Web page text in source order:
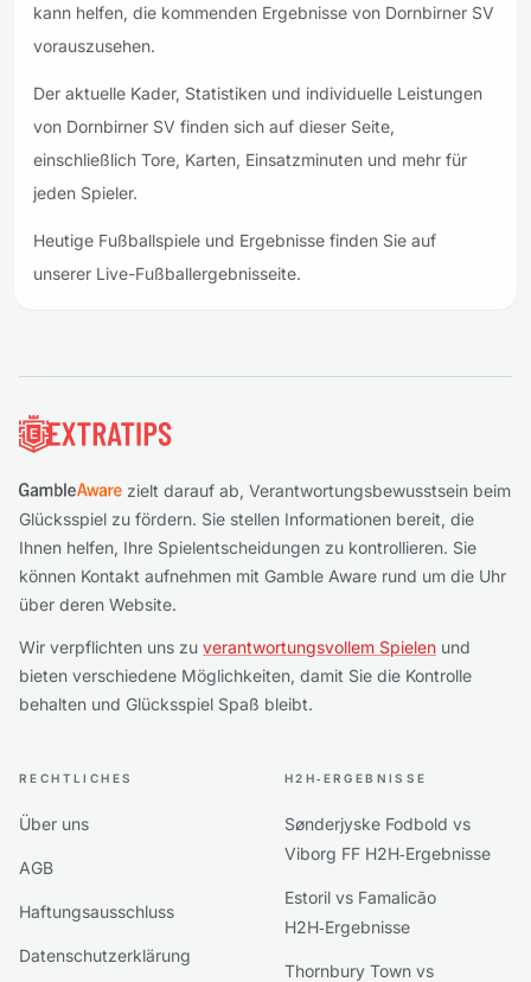
kann helfen, die kommenden Ergebnisse von Dornbirner SV
vorauszusehen.
Der aktuelle Kader, Statistiken und individuelle Leistungen
von Dornbirner SV finden sich auf dieser Seite,
einschließlich Tore, Karten, Einsatzminuten und mehr für
jeden Spieler.
Heutige Fußballspiele und Ergebnisse finden Sie auf
unserer Live-Fußballergebnisseite.
zielt darauf ab, Verantwortungsbewusstsein beim
Glücksspiel zu fördern. Sie stellen Informationen bereit, die
Ihnen helfen, Ihre Spielentscheidungen zu kontrollieren. Sie
können Kontakt aufnehmen mit Gamble Aware rund um die Uhr
über deren Website.
Wir verpflichten uns zu verantwortungsvollem Spielen und
bieten verschiedene Möglichkeiten, damit Sie die Kontrolle
behalten und Glücksspiel Spaß bleibt.
RECHTLICHES
Über uns
AGB
Haftungsausschluss
Datenschutzerklärung
H2H‑ERGEBNISSE
Sønderjyske Fodbold vs
Viborg FF H2H‑Ergebnisse
Estoril vs Famalicão
H2H‑Ergebnisse
Thornbury Town vs